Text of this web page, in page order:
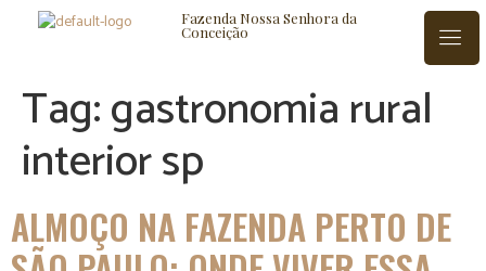
Fazenda Nossa Senhora da
Conceição
BLOG CONTATO
Tag:gastronomia rural
interior sp
ALMOÇO NA FAZENDA PERTO DE